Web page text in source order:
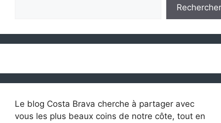
Rechercher
Le blog Costa Brava cherche à partager avec
vous les plus beaux coins de notre côte, tout en